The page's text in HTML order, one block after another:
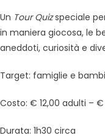
Un Tour Quizspeciale
in maniera giocosa, le
aneddoti, curiosità e
Target: famiglie e
Costo: € 12,00 adulti –
Durata: 1h30 circa